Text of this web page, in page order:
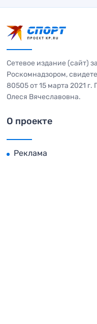
Сетевое издание (сайт)
Роскомнадзором,
80505 от 15 марта 2021
Олеся Вячеславовна.
О проекте
Реклама